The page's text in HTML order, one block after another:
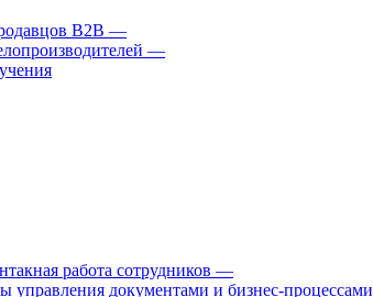
B2B —
—
работа сотрудников —
управления документами и бизнес-процессами